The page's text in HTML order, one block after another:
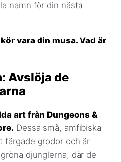
namn för din nästa
vara din musa. Vad är
Avslöja de
art från Dungeons &
Dessa små, amfibiska
färgade grodor och är
djunglerna, där de